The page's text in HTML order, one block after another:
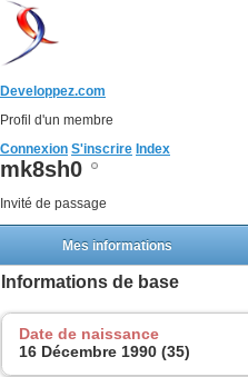
Developpez.com
Profil d'un membre
Connexion S'inscrire Index
mk8sh0
Invité de passage
Mes informations
Informations de base
Date de naissance
16 Décembre 1990 (35)